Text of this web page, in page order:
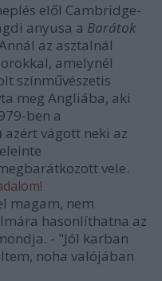
elől Cambridge-
anyusa a Barátok
az asztalnál
amelynél
színművészetis
meg Angliába, aki
ben a
azért vágott neki az
vele.
magam, nem
hasonlíthatna az
- "Jól karban
noha valójában